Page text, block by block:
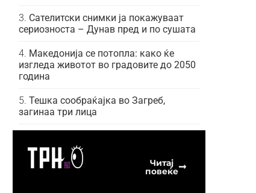
Сателитски снимки ја покажуваат
сериозноста – Дунав пред и по сушата
Македонија се потопла: како ќе
изгледа животот во градовите до 2050
година
Тешка сообраќајка во Загреб,
загинаа три лица
Читај
повеќе